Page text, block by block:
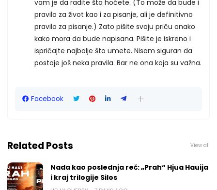
vam je da radite šta hoćete. (To može da bude i
pravilo za život kao i za pisanje, ali je definitivno
pravilo za pisanje.) Zato pišite svoju priču onako
kako mora da bude napisana. Pišite je iskreno i
ispričajte najbolje što umete. Nisam siguran da
postoje još neka pravila. Bar ne ona koja su važna.
Facebook
Related Posts View all
Nada kao poslednja reč: „Prah“ Hjua Hauija
i kraj trilogije Silos